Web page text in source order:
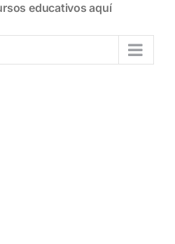
educativos aquí